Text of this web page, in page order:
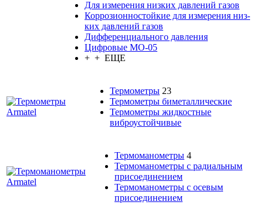
Для изме­ре­ния низ­ких дав­ле­ний га­зов
Кор­ро­зи­он­но­стой­кие для изме­ре­ния низ­
ких дав­ле­ний га­зов
Диф­фе­рен­ци­аль­но­го дав­ле­ния
Циф­ро­вые МО-05
+ + ЕЩЕ
Термометры 23
Термометры биметаллические
Термометры жидкостные
виброустойчивые
Термоманометры 4
Термоманометры с радиальным
присоединением
Термоманометры с осевым
присоединением